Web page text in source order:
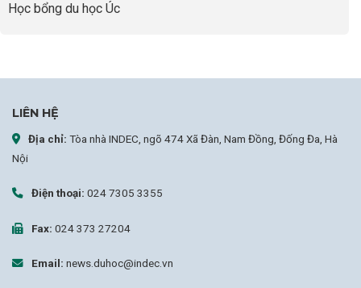
Học bổng du học Úc
LIÊN HỆ
Địa chỉ: Tòa nhà INDEC, ngõ 474 Xã Đàn, Nam Đồng, Đống Đa, Hà
Nội
Điện thoại: 024 7305 3355
Fax: 024 373 27204
Email: news.duhoc@indec.vn